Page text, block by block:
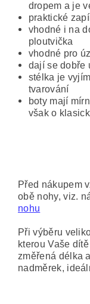
dropem a je
praktické
vhodné i na
ploutvička
vhodné pro
dají se dobře
stélka je
tvarování
boty mají
však o
Před nákupem
obě nohy, viz.
nohu
Při výběru
kterou Vaše
změřená délka
nadměrek,